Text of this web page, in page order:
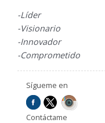
-Líder
-Visionario
-Innovador
-Comprometido
Sígueme en
Contáctame